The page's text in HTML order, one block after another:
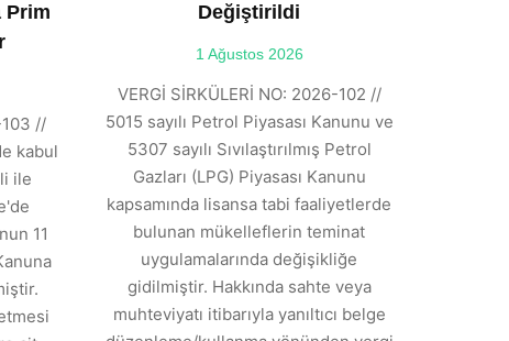
Prim
103 //
kabul
ile
11
Değiştirildi
1 Ağustos 2026
VERGİ SİRKÜLERİ NO: 2026-102 //
5015 sayılı Petrol Piyasası Kanunu ve
5307 sayılı Sıvılaştırılmış Petrol
Gazları (LPG) Piyasası Kanunu
kapsamında lisansa tabi faaliyetlerde
bulunan mükelleflerin teminat
uygulamalarında değişikliğe
gidilmiştir. Hakkında sahte veya
muhteviyatı itibarıyla yanıltıcı belge